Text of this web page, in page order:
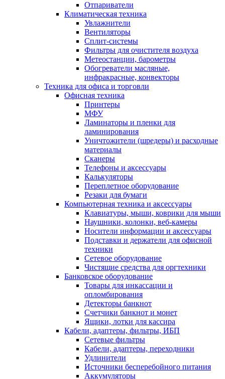
Отпариватели
Климатическая техника
Увлажнители
Вентиляторы
Сплит-системы
Фильтры для очистителя воздуха
Метеостанции, барометры
Обогреватели масляные,
инфракрасные, конвекторы
Техника для офиса и торговли
Офисная техника
Принтеры
МФУ
Ламинаторы и пленки для
ламинирования
Уничтожители (шредеры) и расходные
материалы
Сканеры
Телефоны и аксессуары
Калькуляторы
Переплетное оборудование
Резаки для бумаги
Компьютерная техника и аксессуары
Клавиатуры, мыши, коврики для мыши
Наушники, колонки, веб-камеры
Носители информации и аксессуары
Подставки и держатели для офисной
техники
Сетевое оборудование
Чистящие средства для оргтехники
Банковское оборудование
Товары для инкассации и
опломбирования
Детекторы банкнот
Счетчики банкнот и монет
Ящики, лотки для кассира
Кабели, адаптеры, фильтры, ИБП
Сетевые фильтры
Кабели, адаптеры, переходники
Удлинители
Источники бесперебойного питания
Аккумуляторы